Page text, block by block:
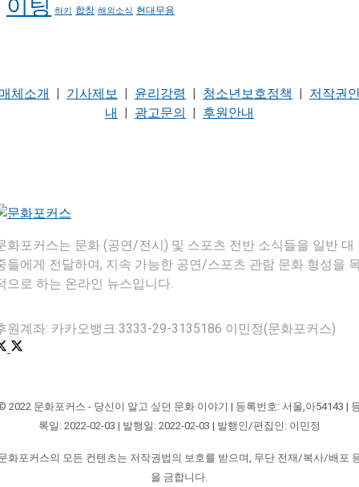
하키 합창 해외소식 현대무용
체소개 | 기사제보 | 윤리강령 | 청소년보호정책 | 저작권
내 | 광고문의 | 후원안내
화포커스는 문화 (공연/전시) 및 스포츠 전반 소식들을 일반 대
들에게 전달하여, 지속 가능한 공연/스포츠 관람 문화 형성을
으로 하는 온라인 뉴스입니다.
원계좌: 카카오뱅크 3333-29-3135186 이민정(문화포커스)
2022 문화포커스 - 당신이 알고 싶던 문화 이야기 | 등록번호: 서울,아54143 |
록일: 2022-02-03 | 발행일: 2022-02-03 | 발행인/편집인: 이민정
화포커스의 모든 컨텐츠는 저작권법의 보호를 받으며, 무단 전재/복사/배포
을 금합니다.